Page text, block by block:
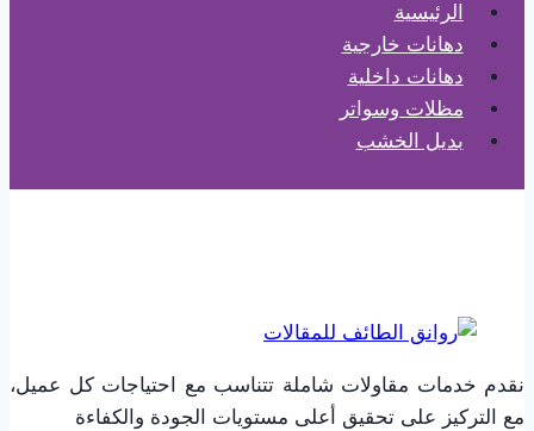
–
بناء
ملحق
الرئيسية
دهانات خارجية
دهانات داخلية
مظلات وسواتر
بديل الخشب
نقدم خدمات مقاولات شاملة تتناسب مع احتياجات كل عميل،
مع التركيز على تحقيق أعلى مستويات الجودة والكفاءة